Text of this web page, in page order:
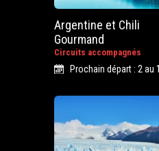
Argentine et Chili
Gourmand
Circuits accompagnés
Prochain départ : 2 au